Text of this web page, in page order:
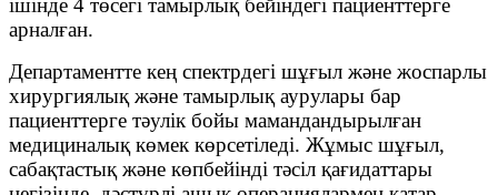
ішінде 4 төсегі тамырлық бейіндегі пациенттерге
арналған.
Департаментте кең спектрдегі шұғыл және жоспарлы
хирургиялық және тамырлық аурулары бар
пациенттерге тәулік бойы мамандандырылған
медициналық көмек көрсетіледі. Жұмыс шұғыл,
сабақтастық және көпбейінді тәсіл қағидаттары